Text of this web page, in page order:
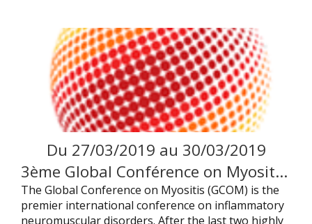
Du 27/03/2019 au 30/03/2019
3ème Global Conférence on Myositis – Berlin
The Global Conference on Myositis (GCOM) is the
premier international conference on inflammatory
neuromuscular disorders. After the last two highly